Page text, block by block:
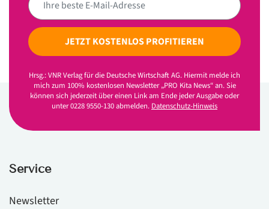
JETZT KOSTENLOS PROFITIEREN
Hrsg.: VNR Verlag für die Deutsche Wirtschaft AG. Hiermit melde ich
mich zum 100% kostenlosen Newsletter „PRO Kita News“ an. Sie
können sich jederzeit über einen Link am Ende jeder Ausgabe oder
unter 0228 9550-130 abmelden. Datenschutz-Hinweis
Service
Newsletter